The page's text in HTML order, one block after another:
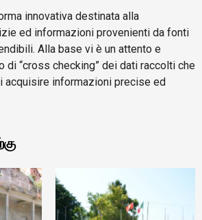
innovativa destinata alla
ed informazioni provenienti da fonti
Alla base vi è un attento e
“cross checking” dei dati raccolti che
acquisire informazioni precise ed